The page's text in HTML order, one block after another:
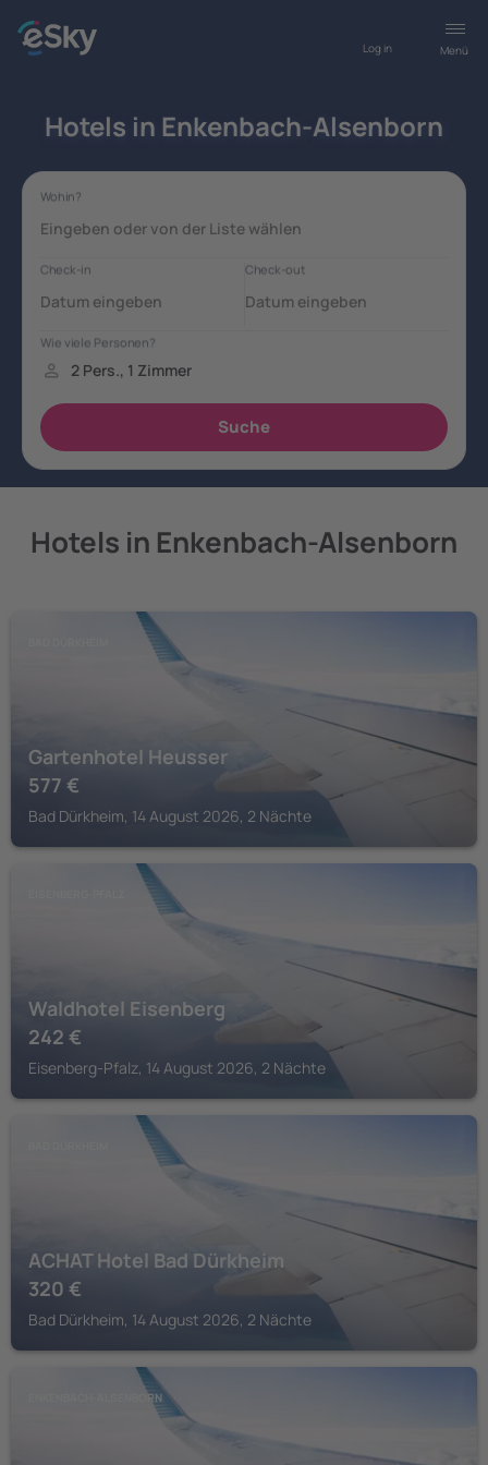
Menü
Log in
Hotels in Enkenbach-Alsenborn
Hotels in Enkenbach-Alsenborn
Gartenhotel Heusser
577 €
Bad Dürkheim, 14 August 2026, 2 Nächte
Waldhotel Eisenberg
242 €
Eisenberg-Pfalz, 14 August 2026, 2 Nächte
ACHAT Hotel Bad Dürkheim
320 €
Bad Dürkheim, 14 August 2026, 2 Nächte
ENKENBACH-ALSENBORN